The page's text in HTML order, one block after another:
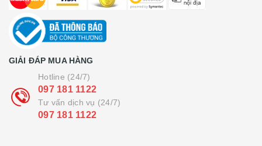
GIẢI ĐÁP MUA HÀNG
Hotline (24/7)
097 181 1122
Tư vấn dịch vụ (24/7)
097 181 1122